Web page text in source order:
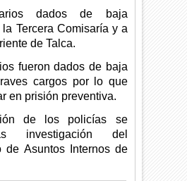
dados de baja
Tercera Comisaría y a
de Talca.
fueron dados de baja
cargos por lo que
en prisión preventiva.
de los policías se
investigación del
de Asuntos Internos de